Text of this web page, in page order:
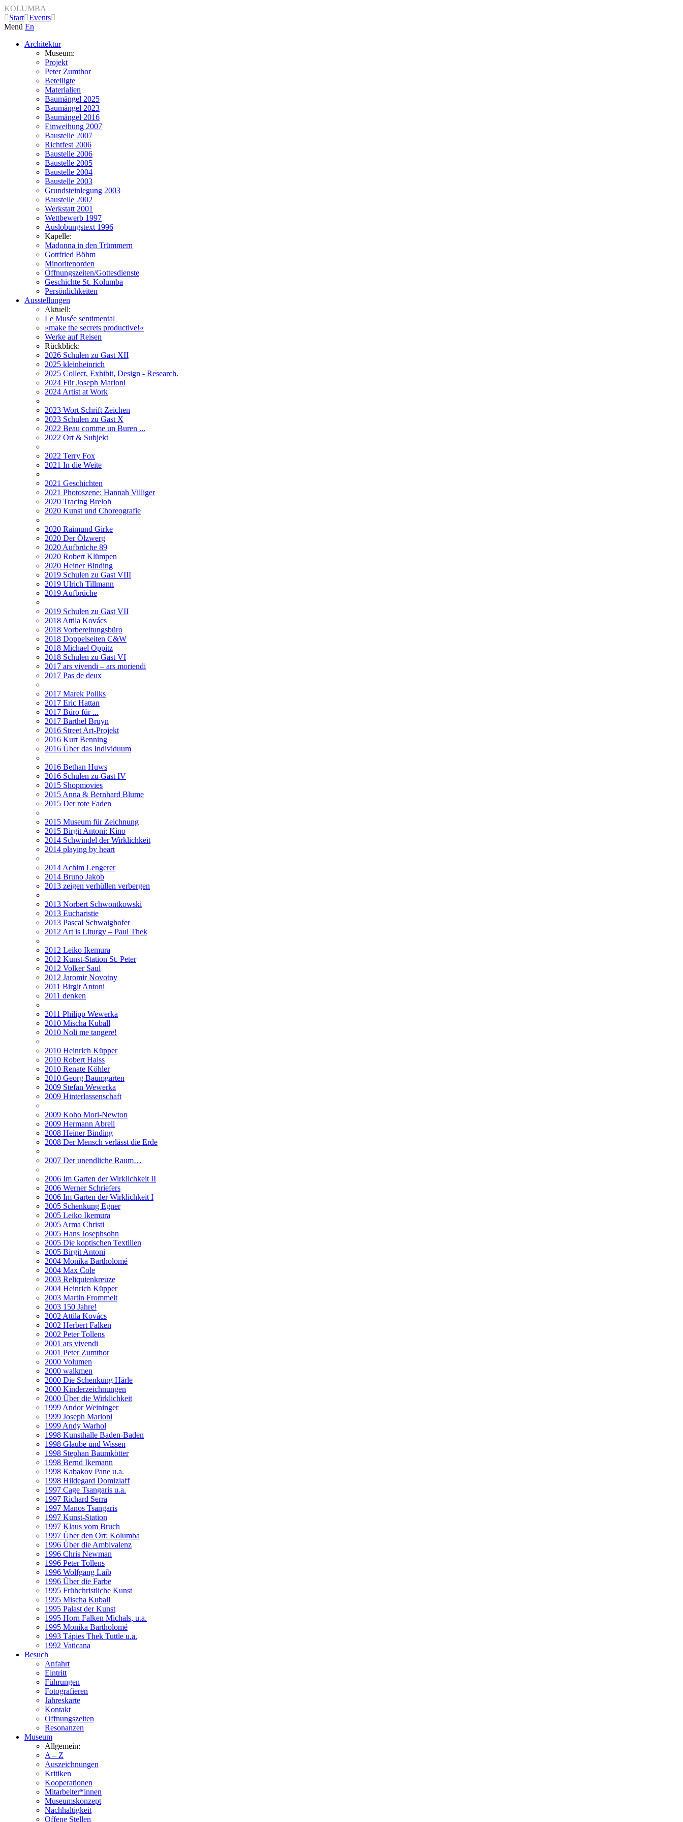
KOLUMBA
Start Events
Menü En
Architektur
Museum:
Projekt
Peter Zumthor
Beteiligte
Materialien
Baumängel 2025
Baumängel 2023
Baumängel 2016
Einweihung 2007
Baustelle 2007
Richtfest 2006
Baustelle 2006
Baustelle 2005
Baustelle 2004
Baustelle 2003
Grundsteinlegung 2003
Baustelle 2002
Werkstatt 2001
Wettbewerb 1997
Auslobungstext 1996
Kapelle:
Madonna in den Trümmern
Gottfried Böhm
Minoritenorden
Öffnungszeiten/Gottesdienste
Geschichte St. Kolumba
Persönlichkeiten
Ausstellungen
Aktuell:
Le Musée sentimental
»make the secrets productive!«
Werke auf Reisen
Rückblick:
2026 Schulen zu Gast XII
2025 kleinheinrich
2025 Collect, Exhibit, Design - Research.
2024 Für Joseph Marioni
2024 Artist at Work
2023 Wort Schrift Zeichen
2023 Schulen zu Gast X
2022 Beau comme un Buren ...
2022 Ort & Subjekt
2022 Terry Fox
2021 In die Weite
2021 Geschichten
2021 Photoszene: Hannah Villiger
2020 Tracing Breloh
2020 Kunst und Choreografie
2020 Raimund Girke
2020 Der Ölzwerg
2020 Aufbrüche 89
2020 Robert Klümpen
2020 Heiner Binding
2019 Schulen zu Gast VIII
2019 Ulrich Tillmann
2019 Aufbrüche
2019 Schulen zu Gast VII
2018 Attila Kovács
2018 Vorbereitungsbüro
2018 Doppelseiten C&W
2018 Michael Oppitz
2018 Schulen zu Gast VI
2017 ars vivendi – ars moriendi
2017 Pas de deux
2017 Marek Poliks
2017 Eric Hattan
2017 Büro für ...
2017 Barthel Bruyn
2016 Street Art-Projekt
2016 Kurt Benning
2016 Über das Individuum
2016 Bethan Huws
2016 Schulen zu Gast IV
2015 Shopmovies
2015 Anna & Bernhard Blume
2015 Der rote Faden
2015 Museum für Zeichnung
2015 Birgit Antoni: Kino
2014 Schwindel der Wirklichkeit
2014 playing by heart
2014 Achim Lengerer
2014 Bruno Jakob
2013 zeigen verhüllen verbergen
2013 Norbert Schwontkowski
2013 Eucharistie
2013 Pascal Schwaighofer
2012 Art is Liturgy – Paul Thek
2012 Leiko Ikemura
2012 Kunst-Station St. Peter
2012 Volker Saul
2012 Jaromir Novotny
2011 Birgit Antoni
2011 denken
2011 Philipp Wewerka
2010 Mischa Kuball
2010 Noli me tangere!
2010 Heinrich Küpper
2010 Robert Haiss
2010 Renate Köhler
2010 Georg Baumgarten
2009 Stefan Wewerka
2009 Hinterlassenschaft
2009 Koho Mori-Newton
2009 Hermann Abrell
2008 Heiner Binding
2008 Der Mensch verlässt die Erde
2007 Der unendliche Raum…
2006 Im Garten der Wirklichkeit II
2006 Werner Schriefers
2006 Im Garten der Wirklichkeit I
2005 Schenkung Egner
2005 Leiko Ikemura
2005 Arma Christi
2005 Hans Josephsohn
2005 Die koptischen Textilien
2005 Birgit Antoni
2004 Monika Bartholomé
2004 Max Cole
2003 Reliquienkreuze
2004 Heinrich Küpper
2003 Martin Frommelt
2003 150 Jahre!
2002 Attila Kovács
2002 Herbert Falken
2002 Peter Tollens
2001 ars vivendi
2001 Peter Zumthor
2000 Volumen
2000 walkmen
2000 Die Schenkung Härle
2000 Kinderzeichnungen
2000 Über die Wirklichkeit
1999 Andor Weininger
1999 Joseph Marioni
1999 Andy Warhol
1998 Kunsthalle Baden-Baden
1998 Glaube und Wissen
1998 Stephan Baumkötter
1998 Bernd Ikemann
1998 Kabakov Pane u.a.
1998 Hildegard Domizlaff
1997 Cage Tsangaris u.a.
1997 Richard Serra
1997 Manos Tsangaris
1997 Kunst-Station
1997 Klaus vom Bruch
1997 Über den Ort: Kolumba
1996 Über die Ambivalenz
1996 Chris Newman
1996 Peter Tollens
1996 Wolfgang Laib
1996 Über die Farbe
1995 Frühchristliche Kunst
1995 Mischa Kuball
1995 Palast der Kunst
1995 Horn Falken Michals, u.a.
1995 Monika Bartholomé
1993 Tápies Thek Tuttle u.a.
1992 Vaticana
Besuch
Anfahrt
Eintritt
Führungen
Fotografieren
Jahreskarte
Kontakt
Öffnungszeiten
Resonanzen
Museum
Allgemein:
A – Z
Auszeichnungen
Kritiken
Kooperationen
Mitarbeiter*innen
Museumskonzept
Nachhaltigkeit
Offene Stellen